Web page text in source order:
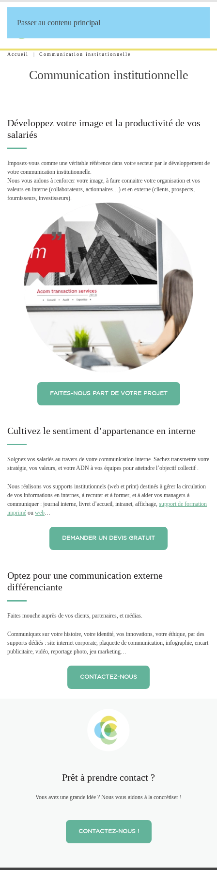
Passer au contenu principal
Accueil Communication institutionnelle
Communication institutionnelle
Développez votre image et la productivité de vos
salariés
Imposez-vous comme une véritable référence dans votre secteur par le développement de
votre communication institutionnelle.
Nous vous aidons à renforcer votre image, à faire connaitre votre organisation et vos
valeurs en interne (collaborateurs, actionnaires…) et en externe (clients, prospects,
fournisseurs, investisseurs).
FAITES-NOUS PART DE VOTRE PROJET
Cultivez le sentiment d’appartenance en interne
Soignez vos salariés au travers de votre communication interne. Sachez transmettre votre
stratégie, vos valeurs, et votre ADN à vos équipes pour atteindre l’objectif collectif .
Nous réalisons vos supports institutionnels (web et print) destinés à gérer la circulation
de vos informations en internes, à recruter et à former, et à aider vos managers à
communiquer : journal interne, livret d’accueil, intranet, affichage, support de formation
imprimé ou web…
DEMANDER UN DEVIS GRATUIT
Optez pour une communication externe
différenciante
Faites mouche auprès de vos clients, partenaires, et médias.
Communiquez sur votre histoire, votre identité, vos innovations, votre éthique, par des
supports dédiés : site internet corporate, plaquette de communication, infographie, encart
publicitaire, vidéo, reportage photo, jeu marketing…
CONTACTEZ-NOUS
Prêt à prendre contact ?
Vous avez une grande idée ? Nous vous aidons à la concrétiser !
CONTACTEZ-NOUS !